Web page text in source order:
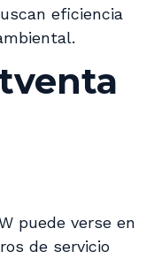
eficiencia
puede verse en
de servicio